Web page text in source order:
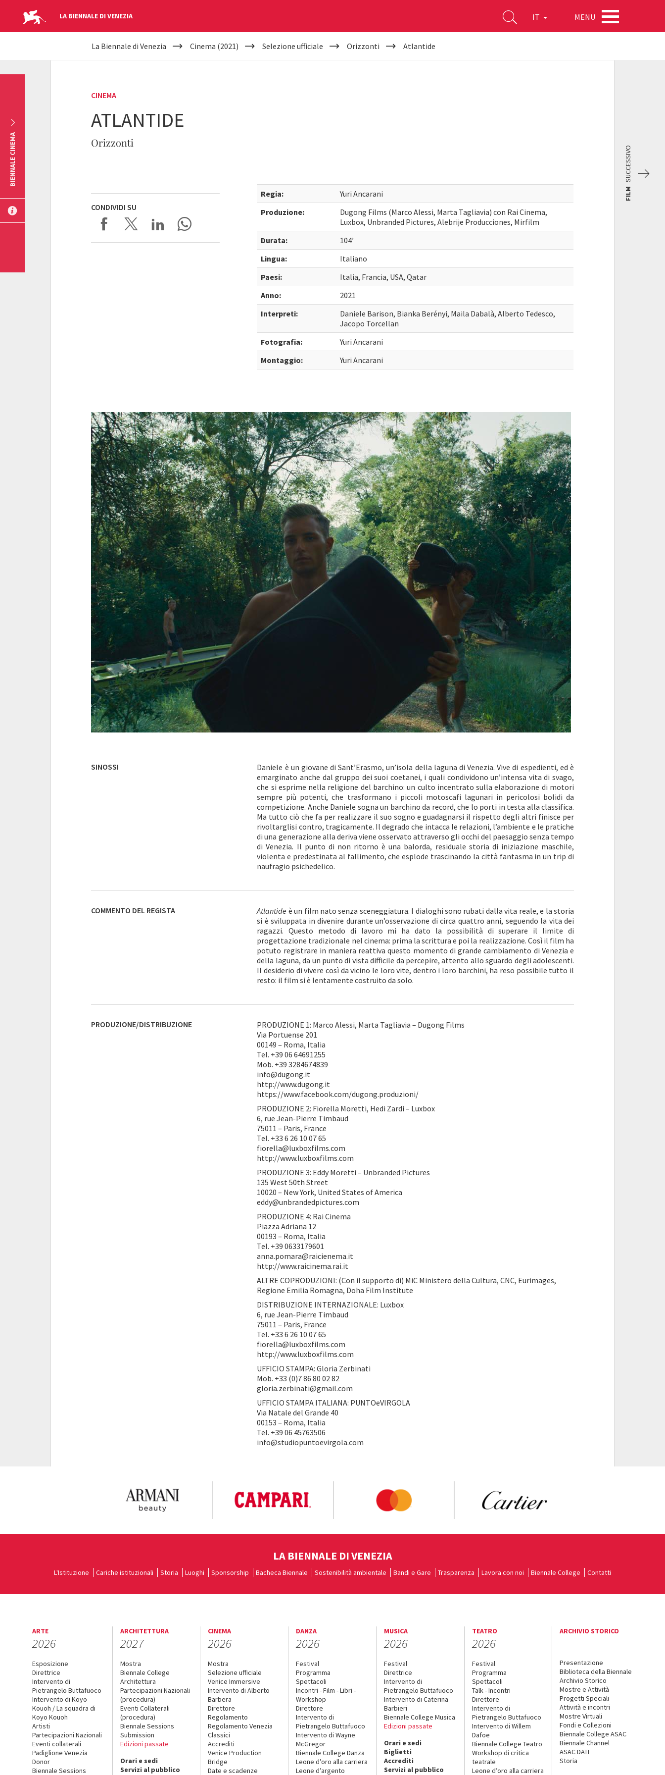
LA BIENNALE DI VENEZIA IT MENU
YOUR
La Biennale di Venezia Cinema (2021) Selezione ufficiale Orizzonti Atlantide
CINEMA
ATLANTIDE
Orizzonti
CONDIVIDI SU
Regia:
Yuri Ancarani
Produzione:
Dugong Films (Marco Alessi, Marta Tagliavia) con Rai Cinema,
Luxbox, Unbranded Pictures, Alebrije Producciones, Mirfilm
Durata:
104’
Lingua:
Italiano
Paesi:
Italia, Francia, USA, Qatar
Anno:
2021
Interpreti:
Daniele Barison, Bianka Berényi, Maila Dabalà, Alberto Tedesco,
Jacopo Torcellan
Fotografia:
Yuri Ancarani
Montaggio:
Yuri Ancarani
FILM
SUCCESSIVO
SINOSSI
Daniele è un giovane di Sant’Erasmo, un’isola della laguna di Venezia. Vive di espedienti, ed è
emarginato anche dal gruppo dei suoi coetanei, i quali condividono un’intensa vita di svago,
che si esprime nella religione del barchino: un culto incentrato sulla elaborazione di motori
sempre più potenti, che trasformano i piccoli motoscafi lagunari in pericolosi bolidi da
competizione. Anche Daniele sogna un barchino da record, che lo porti in testa alla classifica.
Ma tutto ciò che fa per realizzare il suo sogno e guadagnarsi il rispetto degli altri finisce per
rivoltarglisi contro, tragicamente. Il degrado che intacca le relazioni, l’ambiente e le pratiche
di una generazione alla deriva viene osservato attraverso gli occhi del paesaggio senza tempo
di Venezia. Il punto di non ritorno è una balorda, residuale storia di iniziazione maschile,
violenta e predestinata al fallimento, che esplode trascinando la città fantasma in un trip di
naufragio psichedelico.
COMMENTO DEL REGISTA Atlantide è un film nato senza sceneggiatura. I dialoghi sono rubati dalla vita reale, e la storia
si è sviluppata in divenire durante un’osservazione di circa quattro anni, seguendo la vita dei
ragazzi. Questo metodo di lavoro mi ha dato la possibilità di superare il limite di
progettazione tradizionale nel cinema: prima la scrittura e poi la realizzazione. Così il film ha
potuto registrare in maniera reattiva questo momento di grande cambiamento di Venezia e
della laguna, da un punto di vista difficile da percepire, attento allo sguardo degli adolescenti.
Il desiderio di vivere così da vicino le loro vite, dentro i loro barchini, ha reso possibile tutto il
resto: il film si è lentamente costruito da solo.
PRODUZIONE/DISTRIBUZIONE
PRODUZIONE 1: Marco Alessi, Marta Tagliavia – Dugong Films
Via Portuense 201
00149 – Roma, Italia
Tel. +39 06 64691255
Mob. +39 3284674839
info@dugong.it
http://www.dugong.it
https://www.facebook.com/dugong.produzioni/
PRODUZIONE 2: Fiorella Moretti, Hedi Zardi – Luxbox
6, rue Jean-Pierre Timbaud
75011 – Paris, France
Tel. +33 6 26 10 07 65
fiorella@luxboxfilms.com
http://www.luxboxfilms.com
PRODUZIONE 3: Eddy Moretti – Unbranded Pictures
135 West 50th Street
10020 – New York, United States of America
eddy@unbrandedpictures.com
PRODUZIONE 4: Rai Cinema
Piazza Adriana 12
00193 – Roma, Italia
Tel. +39 0633179601
anna.pomara@raicienema.it
http://www.raicinema.rai.it
ALTRE COPRODUZIONI: (Con il supporto di) MiC Ministero della Cultura, CNC, Eurimages,
Regione Emilia Romagna, Doha Film Institute
DISTRIBUZIONE INTERNAZIONALE: Luxbox
6, rue Jean-Pierre Timbaud
75011 – Paris, France
Tel. +33 6 26 10 07 65
fiorella@luxboxfilms.com
http://www.luxboxfilms.com
UFFICIO STAMPA: Gloria Zerbinati
Mob. +33 (0)7 86 80 02 82
gloria.zerbinati@gmail.com
UFFICIO STAMPA ITALIANA: PUNTOeVIRGOLA
Via Natale del Grande 40
00153 – Roma, Italia
Tel. +39 06 45763506
info@studiopuntoevirgola.com
BIENNALE CINEMA
LA BIENNALE DI VENEZIA
L'Istituzione Cariche istituzionali Storia Luoghi Sponsorship Bacheca Biennale Sostenibilità ambientale Bandi e Gare Trasparenza Lavora con noi Biennale College Contatti
ARTE
2026
Esposizione
Direttrice
Intervento di
Pietrangelo Buttafuoco
Intervento di Koyo
Kouoh / La squadra di
Koyo Kouoh
Artisti
Partecipazioni Nazionali
Eventi collaterali
Padiglione Venezia
Donor
Biennale Sessions
ARCHITETTURA
2027
Mostra
Biennale College
Architettura
Partecipazioni Nazionali
(procedura)
Eventi Collaterali
(procedura)
Biennale Sessions
Submission
Edizioni passate
Orari e sedi
Servizi al pubblico
CINEMA
2026
Mostra
Selezione ufficiale
Venice Immersive
Intervento di Alberto
Barbera
Direttore
Regolamento
Regolamento Venezia
Classici
Accrediti
Venice Production
Bridge
Date e scadenze
DANZA
2026
Festival
Programma
Spettacoli
Incontri - Film - Libri -
Workshop
Direttore
Intervento di
Pietrangelo Buttafuoco
Intervento di Wayne
McGregor
Biennale College Danza
Leone d’oro alla carriera
Leone d’argento
MUSICA
2026
Festival
Direttrice
Intervento di
Pietrangelo Buttafuoco
Intervento di Caterina
Barbieri
Biennale College Musica
Edizioni passate
Orari e sedi
Biglietti
Accrediti
Servizi al pubblico
TEATRO
2026
Festival
Programma
Spettacoli
Talk - Incontri
Direttore
Intervento di
Pietrangelo Buttafuoco
Intervento di Willem
Dafoe
Biennale College Teatro
Workshop di critica
teatrale
Leone d’oro alla carriera
ARCHIVIO STORICO
Presentazione
Biblioteca della Biennale
Archivio Storico
Mostre e Attività
Progetti Speciali
Attività e incontri
Mostre Virtuali
Fondi e Collezioni
Biennale College ASAC
Biennale Channel
ASAC DATI
Storia